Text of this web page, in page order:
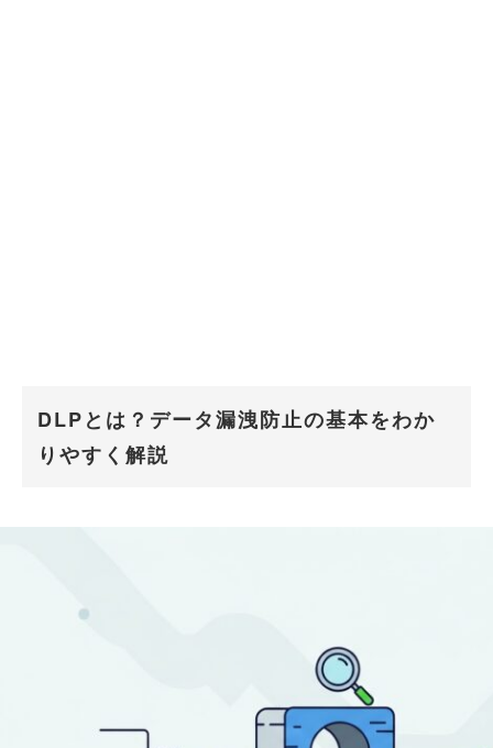
DLPとは？データ漏洩防止の基本をわか
りやすく解説